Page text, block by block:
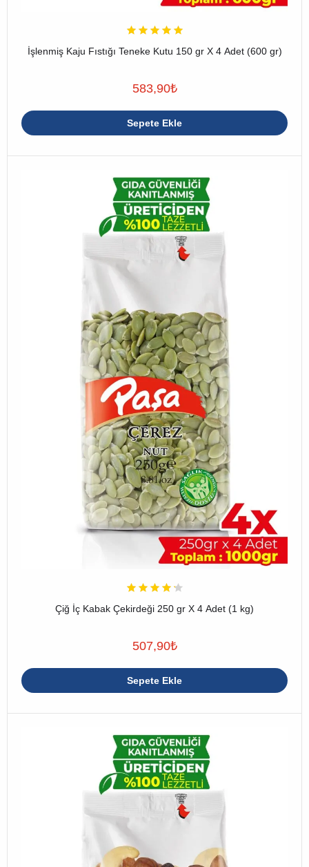
İşlenmiş Kaju Fıstığı Teneke Kutu 150 gr X 4 Adet (600 gr)
583,90₺
Sepete Ekle
Çiğ İç Kabak Çekirdeği 250 gr X 4 Adet (1 kg)
507,90₺
Sepete Ekle